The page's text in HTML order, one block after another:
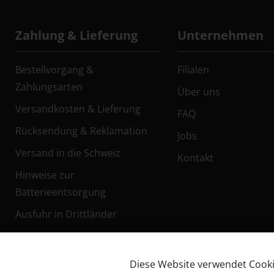
Zahlung & Lieferung
Bestellvorgang &
Zahlungsarten
Versandkosten & Lieferung
Rücksendung & Reklamation
Versand in die Schweiz
Hinweise zur
Batterieentsorgung
Ausfuhr in Drittländer
Unternehmen
Filialen
Über uns
FAQ
Jobs
Kontakt
Diese Website verwendet